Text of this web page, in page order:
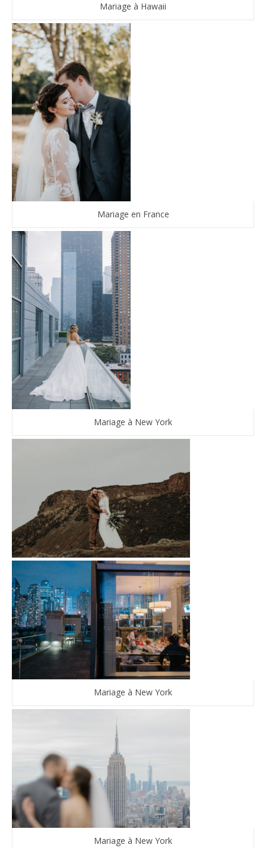
Mariage à Hawaii
Mariage en France
Mariage à New York
Mariage à New York
Mariage à New York